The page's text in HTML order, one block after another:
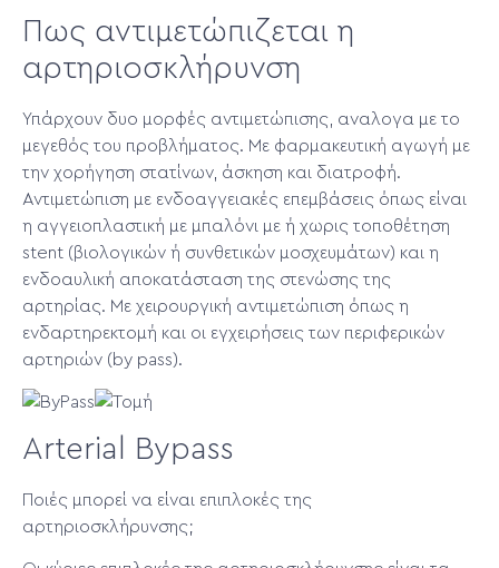
Πως αντιμετώπιζεται η
αρτηριοσκλήρυνση
Υπάρχουν δυο μορφές αντιμετώπισης, αναλογα με το
μεγεθός του προβλήματος. Με φαρμακευτική αγωγή με
την χορήγηση στατίνων, άσκηση και διατροφή.
Αντιμετώπιση με ενδοαγγειακές επεμβάσεις όπως είναι
η αγγειοπλαστική με μπαλόνι με ή χωρις τοποθέτηση
stent (βιολογικών ή συνθετικών μοσχευμάτων) και η
ενδοαυλική αποκατάσταση της στενώσης της
αρτηρίας. Με χειρουργική αντιμετώπιση όπως η
ενδαρτηρεκτομή και οι εγχειρήσεις των περιφερικών
αρτηριών (by pass).
Arterial Bypass
Ποιές μπορεί να είναι επιπλοκές της
αρτηριοσκλήρυνσης;